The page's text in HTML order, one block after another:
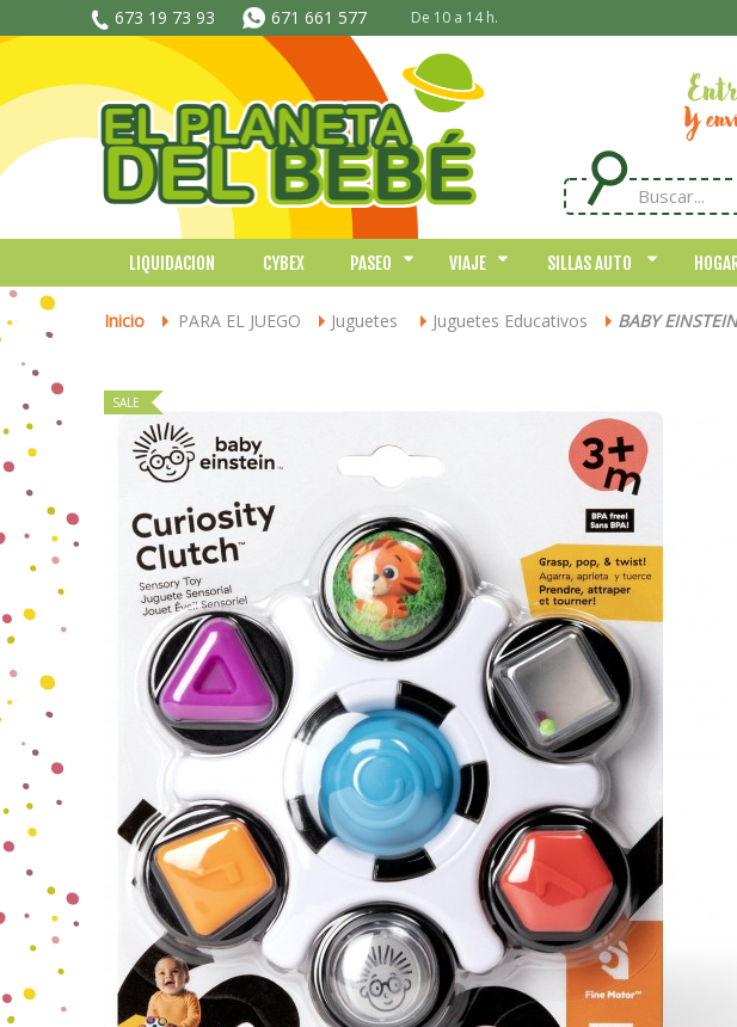
673 19 73 93 671 661 577 De 10 a 14 h.
LIQUIDACION CYBEX PASEO VIAJE SILLAS AUTO
Inicio > PARA EL JUEGO > Juguetes > Juguetes Educativos > BABY
SALE